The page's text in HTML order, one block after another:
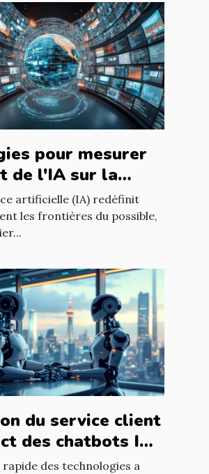
pour mesurer
de l'IA sur la
contenu en
artificielle (IA) redéfinit
les frontières du possible,
du service client
des chatbots IA
utilisateur
des technologies a